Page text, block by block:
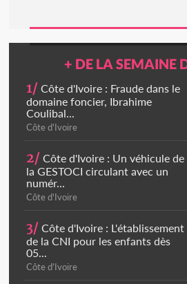
+ DE LA SEMAINE
1/ Côte d'Ivoire : Fraude dans le
domaine foncier, Ibrahime
Coulibal...
Côte d'Ivoire
2/ Côte d'Ivoire : Un véhicule de
la GESTOCI circulant avec un
numér...
Côte d'Ivoire
3/ Côte d'Ivoire : L'établissement
de la CNI pour les enfants dès
05...
Côte d'Ivoire